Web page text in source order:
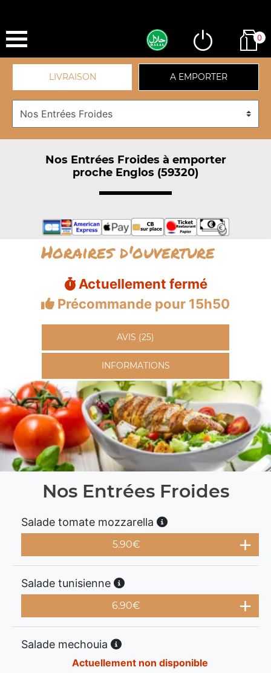
0
LIVRAISON A EMPORTER
Nos Entrées Froides à emporter
proche Englos (59320)
Horaires d'ouverture
Actuellement fermé
Précommande pour 15h50
AVIS (25)
INFORMATIONS
Nos Entrées Froides
Salade tomate mozzarella
5.90€
Salade tunisienne
6.90€
Salade mechouia
Actuellement non disponible